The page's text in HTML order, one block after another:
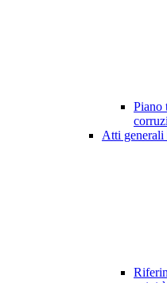
Piano
Atti generali